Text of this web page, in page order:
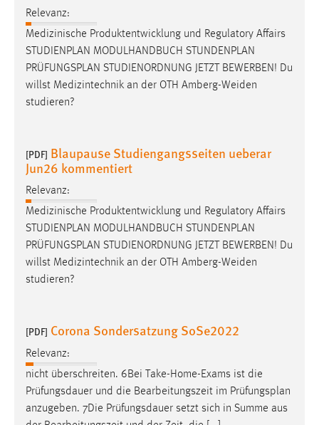
Relevanz:
Medizinische Produktentwicklung und Regulatory Affairs
STUDIENPLAN MODULHANDBUCH STUNDENPLAN
PRÜFUNGSPLAN STUDIENORDNUNG JETZT BEWERBEN! Du
willst Medizintechnik an der OTH Amberg-Weiden
studieren?
[PDF] Blaupause Studiengangsseiten ueberar
Jun26 kommentiert
Relevanz:
Medizinische Produktentwicklung und Regulatory Affairs
STUDIENPLAN MODULHANDBUCH STUNDENPLAN
PRÜFUNGSPLAN STUDIENORDNUNG JETZT BEWERBEN! Du
willst Medizintechnik an der OTH Amberg-Weiden
studieren?
[PDF] Corona Sondersatzung SoSe2022
Relevanz:
nicht überschreiten. 6Bei Take-Home-Exams ist die
Prüfungsdauer und die Bearbeitungszeit im Prüfungsplan
anzugeben. 7Die Prüfungsdauer setzt sich in Summe aus